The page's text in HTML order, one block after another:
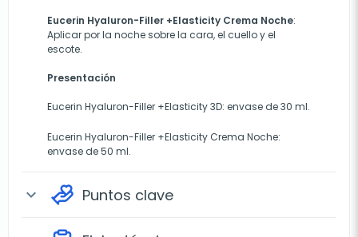
Eucerin Hyaluron-Filler +Elasticity Crema Noche:
Aplicar por la noche sobre la cara, el cuello y el
escote.
Presentación
Eucerin Hyaluron-Filler +Elasticity 3D: envase de 30 ml.
Eucerin Hyaluron-Filler +Elasticity Crema Noche:
envase de 50 ml.
expand_more Puntos clave